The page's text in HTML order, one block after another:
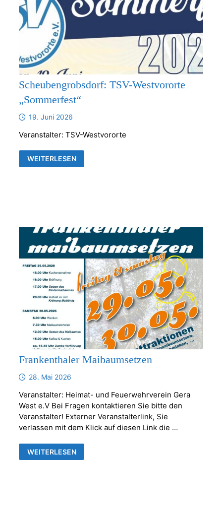
Scheubengrobsdorf: TSV-Westvororte
„Sommerfest“
19. Juni 2026
Veranstalter: TSV-Westvororte
SCHEUBENGROBSDORF:
TSV-
WEITERLESEN
Frankenthaler Maibaumsetzen
28. Mai 2026
Veranstalter: Heimat- und Feuerwehrverein Gera
West e.V Bei Fragen kontaktieren Sie bitte den
Veranstalter! Externer Veranstalterlink, Sie
verlassen mit dem Klick auf diesen Link die …
FRANKENTHALER
MAIBAUMSETZEN
WEITERLESEN